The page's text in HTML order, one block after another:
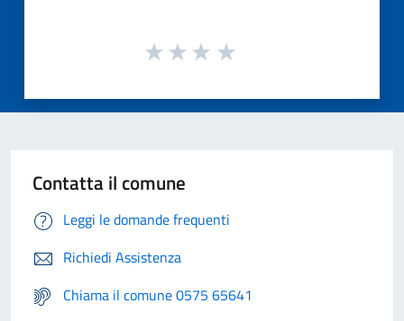
Contatta il comune
Leggi le domande frequenti
Richiedi Assistenza
Chiama il comune 0575 65641